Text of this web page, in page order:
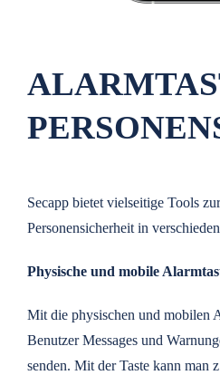
Secapp bietet vielseitige Tools
Personensicherheit in
Physische und mobile
Mit die physischen und mobilen
Benutzer Messages und
senden. Mit der Taste kann man